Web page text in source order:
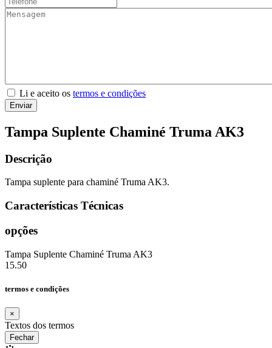
Li e aceito os termos e condições
Enviar
Tampa Suplente Chaminé Truma AK3
Descrição
Tampa suplente para chaminé Truma AK3.
Características Técnicas
opções
Tampa Suplente Chaminé Truma AK3
15.50
termos e condições
×
Textos dos termos
Fechar